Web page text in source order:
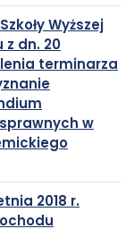
PDF
się
w
karcie
Wyższej
z dn. 20
terminarza
w
2018 r.